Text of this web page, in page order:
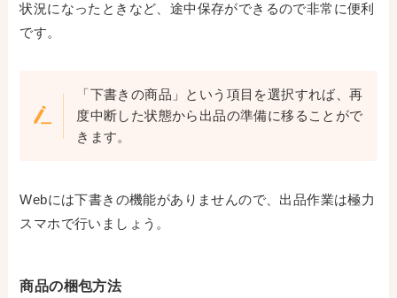
状況になったときなど、途中保存ができるので非常に便利
です。
「下書きの商品」という項目を選択すれば、再
度中断した状態から出品の準備に移ることがで
きます。
Webには下書きの機能がありませんので、出品作業は極力
スマホで行いましょう。
商品の梱包方法